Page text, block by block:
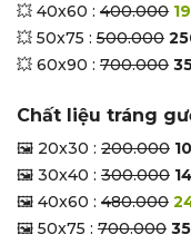
💥 40x60 : 400.000
💥 50x75 : 500.000
💥 60x90 : 700.000
Chất liệu tráng
🖼 20x30 : 200.000
🖼 30x40 : 300.000
🖼 40x60 : 480.000
🖼 50x75 : 700.000